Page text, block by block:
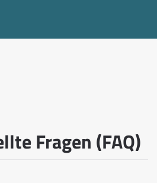
Fragen (FAQ)